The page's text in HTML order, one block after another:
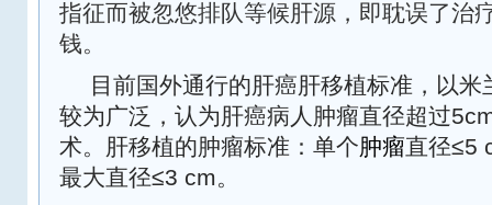
指征而被忽悠排队等候肝源，即耽误了治
钱。
目前国外通行的肝癌肝移植标准，以米
较为广泛，认为肝癌病人肿瘤直径超过
术。肝移植的肿瘤标准：单个肿瘤直径≤5
最大直径≤3 cm。